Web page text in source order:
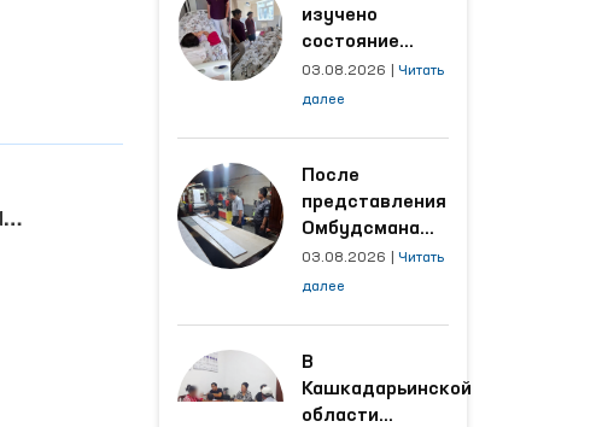
изучено
состояние
женщины,
пострадавшей от
области
03.08.2026
Читать
далее
После
представления
Омбудсмана
улучшены
условия на
трудятся
осуждённые
03.08.2026
Читать
далее
В
Кашкадарьинской
области